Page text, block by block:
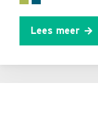
Lees meer